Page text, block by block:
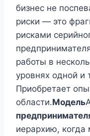
бизнес не
риски — это
рисками
работы в
уровнях одной и
Приобретает
области.Модель
иерархию,